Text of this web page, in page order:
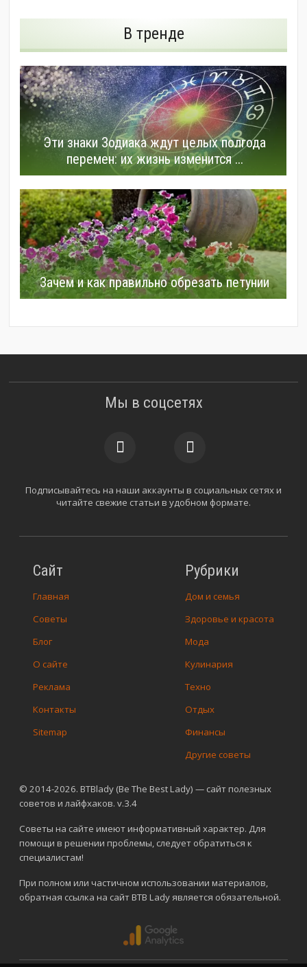
В тренде
Эти знаки Зодиака ждут целых полгода
перемен: их жизнь изменится ...
Зачем и как правильно обрезать петунии
© 2014-2026. BTBlady (Be The Best Lady) — сайт полезных
советов и лайфхаков. v.3.4
Советы на сайте имеют информативный характер. Для
помощи в решении проблемы, следует обратиться к
специалистам!
При полном или частичном использовании материалов,
обратная ссылка на сайт BTB Lady является обязательной.
Сайт
Главная
Советы
Блог
О сайте
Реклама
Контакты
Sitemap
Рубрики
Дом и семья
Здоровье и красота
Мода
Кулинария
Техно
Отдых
Финансы
Другие советы
Мы в соцсетях
Подписывайтесь на наши аккаунты в социальных сетях и
читайте свежие статьи в удобном формате.